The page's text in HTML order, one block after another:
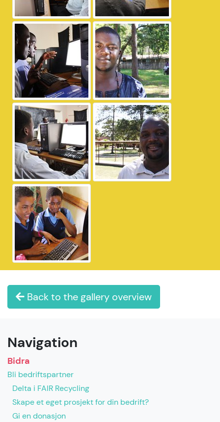
Back to the gallery overview
Navigation
Bidra
Bli bedriftspartner
Delta i FAIR Recycling
Skape et eget prosjekt for din bedrift?
Gi en donasjon